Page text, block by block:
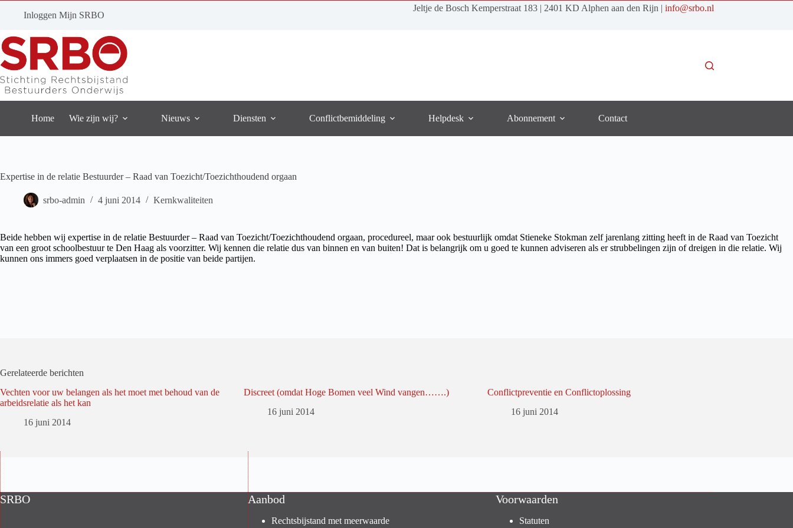
inhoud
Inloggen Mijn SRBO
Jeltje de Bosch Kemperstraat 183 | 2401 KD Alphen aan den Rijn | info@srbo.nl
Home Wie zijn wij? Nieuws Diensten Conflictbemiddeling Helpdesk Abonnement Contact
Expertise in de relatie Bestuurder – Raad van Toezicht/Toezichthoudend orgaan
srbo-admin 4 juni 2014 Kernkwaliteiten
Beide hebben wij expertise in de relatie Bestuurder – Raad van Toezicht/Toezichthoudend orgaan, procedureel, maar ook bestuurlijk omdat Stieneke Stokman zelf jarenlang zitting heeft in de Raad van Toezicht
van een groot schoolbestuur te Den Haag als voorzitter. Wij kennen die relatie dus van binnen en van buiten! Dat is belangrijk om u goed te kunnen adviseren als er strubbelingen zijn of dreigen in die relatie. Wij
kunnen ons immers goed verplaatsen in de positie van beide partijen.
Gerelateerde berichten
Vechten voor uw belangen als het moet met behoud van de
arbeidsrelatie als het kan
16 juni 2014
Discreet (omdat Hoge Bomen veel Wind vangen…….)
16 juni 2014
Conflictpreventie en Conflictoplossing
16 juni 2014
SRBO Aanbod
Rechtsbijstand met meerwaarde
Voorwaarden
Statuten